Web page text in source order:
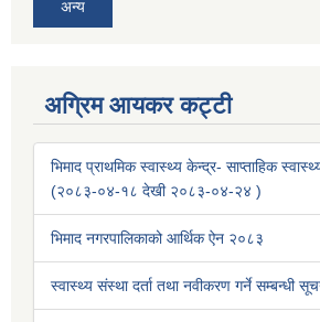
अन्य
अग्रिम आयकर कट्टी
भिमाद प्राथमिक स्वास्थ्य केन्द्र- साप्ताहिक
(२०८३-०४-१८ देखी २०८३-०४-२४ )
भिमाद नगरपालिकाको आर्थिक ऐन २०८३
स्वास्थ्य संस्था दर्ता तथा नवीकरण गर्ने सम्बन्धी